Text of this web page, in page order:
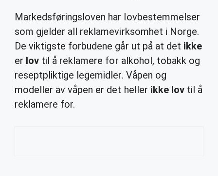
Markedsføringsloven har lovbestemmelser
som gjelder all reklamevirksomhet i Norge.
De viktigste forbudene går ut på at det ikke
er lov til å reklamere for alkohol, tobakk og
reseptpliktige legemidler. Våpen og
modeller av våpen er det heller ikke lovtil å
reklamere for.